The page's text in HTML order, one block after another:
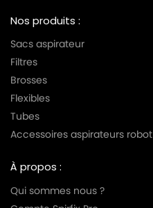
Nos produits :
Sacs aspirateur
Filtres
Brosses
Flexibles
Tubes
Accessoires aspirateurs robot
À propos :
Qui sommes nous ?